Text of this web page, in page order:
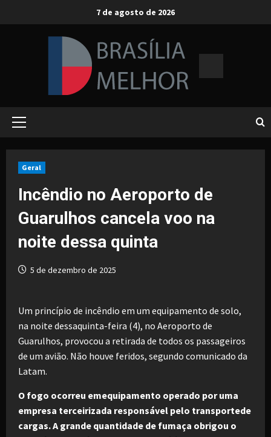
7 de agosto de 2026
Primary
Geral
Incêndio no Aeroporto de
Guarulhos cancela voo na
noite dessa quinta
5 de dezembro de 2025
Um princípio de incêndio em um equipamento de solo,
na noite dessaquinta-feira (4), no Aeroporto de
Guarulhos, provocou a retirada de todos os passageiros
de um avião. Não houve feridos, segundo comunicado da
Latam.
O fogo ocorreu emequipamento operado por uma
empresa terceirizada responsável pelo transportede
cargas. A grande quantidade de fumaça obrigou o